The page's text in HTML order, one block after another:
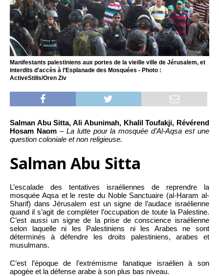
Manifestants palestiniens aux portes de la vieille ville de Jérusalem, et
interdits d'accès à l’Esplanade des Mosquées - Photo :
ActiveStills/Oren Ziv
Salman Abu Sitta, Ali Abunimah, Khalil Toufakji, Révérend
Hosam Naom– La lutte pour la mosquée d’Al-Aqsa est une
question coloniale et non religieuse.
Salman Abu Sitta
L’escalade des tentatives israéliennes de reprendre la
mosquée Aqsa et le reste du Noble Sanctuaire (al-Haram al-
Sharif) dans Jérusalem est un signe de l’audace israélienne
quand il s’agit de compléter l’occupation de toute la Palestine.
C’est aussi un signe de la prise de conscience israélienne
selon laquelle ni les Palestiniens ni les Arabes ne sont
déterminés à défendre les droits palestiniens, arabes et
musulmans.
C’est l’époque de l’extrémisme fanatique israélien à son
apogée et la défense arabe à son plus bas niveau.